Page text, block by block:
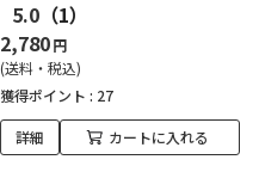
5.0 （1）
2,780円
(送料・税込)
獲得ポイント : 27
詳細 カートに入れる